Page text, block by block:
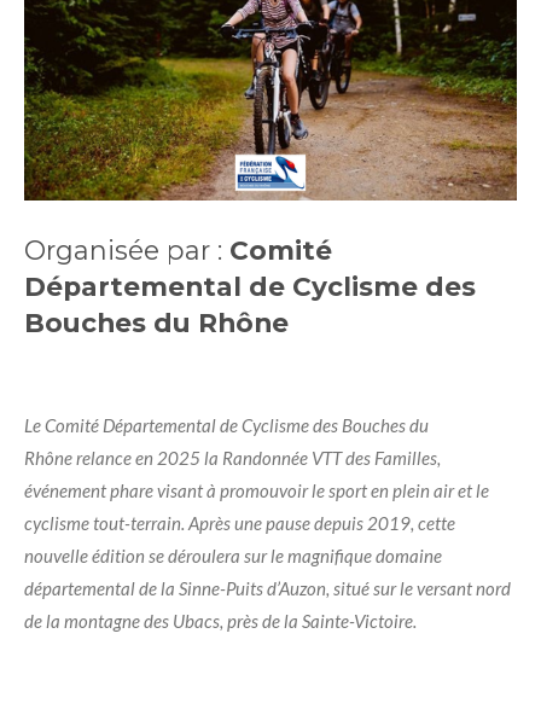
Organisée par : Comité
Départemental de Cyclisme des
Bouches du Rhône
Le Comité Départemental de Cyclisme des Bouches du
Rhône relance en 2025 la Randonnée VTT des Familles,
événement phare visant à promouvoir le sport en plein air et le
cyclisme tout-terrain. Après une pause depuis 2019, cette
nouvelle édition se déroulera sur le magnifique domaine
départemental de la Sinne-Puits d’Auzon, situé sur le versant nord
de la montagne des Ubacs, près de la Sainte-Victoire.